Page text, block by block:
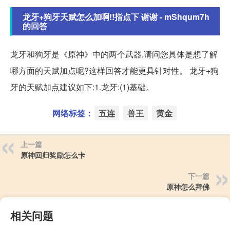
龙牙+狗牙天赋怎么加啊!!指点下 谢谢 - mShqum7h
的回答
龙牙和狗牙是《原神》中的两个武器,请问您具体是想了解
哪方面的天赋加点呢?这样回答才能更具针对性。 龙牙+狗
牙的天赋加点建议如下:1.龙牙:(1)基础。
网络标签： 五连 兽王 黄金
上一篇
原神回归奖励怎么卡
下一篇
原神怎么拜佛
相关问题